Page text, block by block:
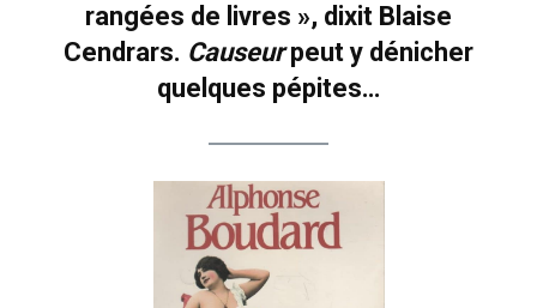
rangées de livres », dixit Blaise
Cendrars. Causeurpeut y dénicher
quelques pépites…